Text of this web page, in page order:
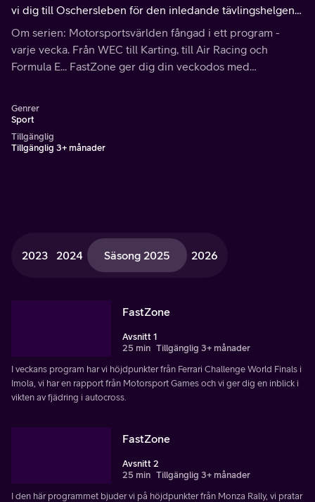
vi dig till Oschersleben för den inledande tävlingshelgen
från DTM-serien.
Om serien: Motorsportsvärlden fångad i ett program -
varje vecka. Från WEC till Karting, till Air Racing och
Formula E... FastZone ger dig din veckodos med
Genrer
Sport
Tillgänglig
Tillgänglig 3+ månader
2023 2024 Säsong 2025 2026
FastZone
Avsnitt 1
25 min Tillgänglig 3+ månader
I veckans program har vi höjdpunkter från Ferrari Challenge World Finals i
Imola, vi har en rapport från Motorsport Games och vi ger dig en inblick i
vikten av fjädring i autocross.
FastZone
Avsnitt 2
25 min Tillgänglig 3+ månader
I den här programmet bjuder vi på höjdpunkter från Monza Rally, vi pratar